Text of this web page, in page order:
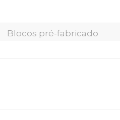
Blocos pré-fabricado